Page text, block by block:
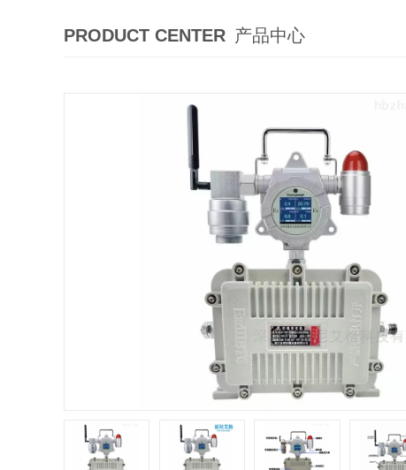
PRODUCT CENTER 产品中心